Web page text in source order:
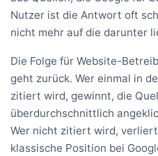
Nutzer ist die Antwort oft
nicht mehr auf die darunter
Die Folge für Website-
geht zurück. Wer einmal in
zitiert wird, gewinnt, die
überdurchschnittlich
Wer nicht zitiert wird,
klassische Position bei